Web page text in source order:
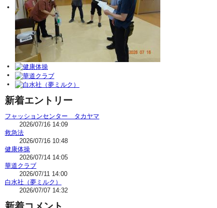
新着エントリー
フャッションセンター タカヤマ
2026/07/16 14:09
救急法
2026/07/16 10:48
健康体操
2026/07/14 14:05
華道クラブ
2026/07/11 14:00
白水社（夢ミルク）
2026/07/07 14:32
新着コメント